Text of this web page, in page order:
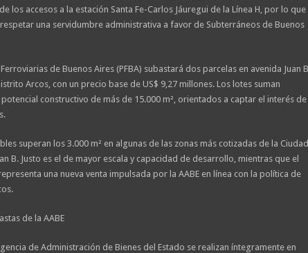
los accesos a la estación Santa Fe-Carlos Jáuregui de la Línea H, por lo que
una servidumbre administrativa a favor de Subterráneos de Buenos
de Buenos Aires (PFBA) subastará dos parcelas en avenida Juan
Arcos, con un precio base de US$ 9,27 millones. Los lotes suman
potencial constructivo de más de 15.000 m², orientados a captar el interés de
superan los 3.000 m² en algunas de las zonas más cotizadas de la Ciudad
B. Justo es el de mayor escala y capacidad de desarrollo, mientras que el
una nueva venta impulsada por la AABE en línea con la política de
de la AABE
de Administración de Bienes del Estado se realizan íntegramente en